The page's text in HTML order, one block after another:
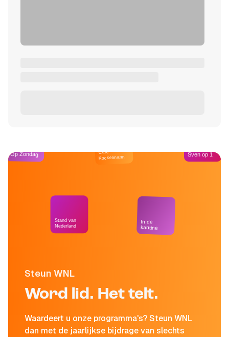
Steun WNL
Word lid. Het telt.
Waardeert u onze programma's? Steun WNL
dan met de jaarlijkse bijdrage van slechts
Op Zondag
Stand van
Nederland
Café
Kockelmann
In de
kantine
Sven op 1